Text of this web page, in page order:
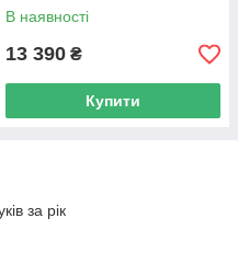
В наявності
13 390 ₴
Купити
за рік